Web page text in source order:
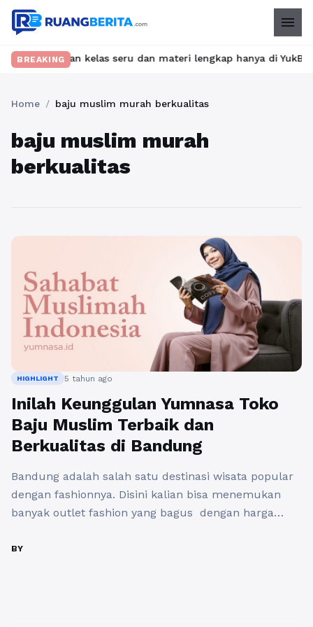
menu
BREAKINGkelas seru dan materi lengkap hanya di
Home / baju muslim murah berkualitas
baju muslim murah
berkualitas
HIGHLIGHT 5 tahun ago
Inilah Keunggulan Yumnasa Toko
Baju Muslim Terbaik dan
Berkualitas di Bandung
Bandung adalah salah satu destinasi wisata popular
dengan fashionnya. Disini kalian bisa menemukan
banyak outlet fashion yang bagus dengan harga
muslim Bandung. Seperti yang ada di kota-kota lain,
BY